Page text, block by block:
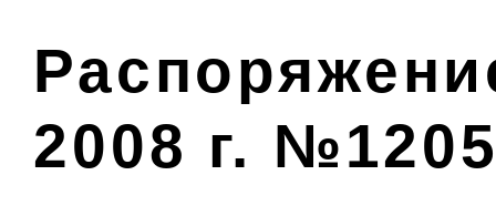
2008 г.